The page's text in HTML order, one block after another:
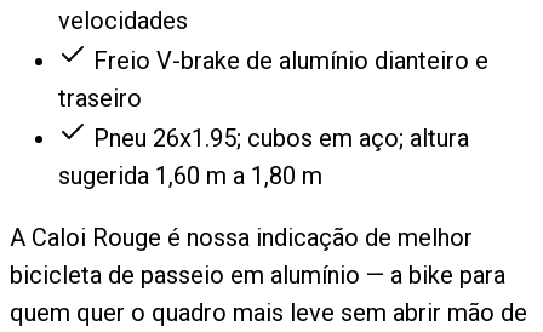
velocidades
Freio V-brake de alumínio dianteiro e
traseiro
Pneu 26x1.95; cubos em aço; altura
sugerida 1,60 m a 1,80 m
A Caloi Rouge é nossa indicação de melhor
bicicleta de passeio em alumínio — a bike para
quem quer o quadro mais leve sem abrir mão de